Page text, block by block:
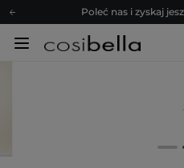
Poleć nas i zyskaj
Zapisz się na
Poleć nas i zyskaj